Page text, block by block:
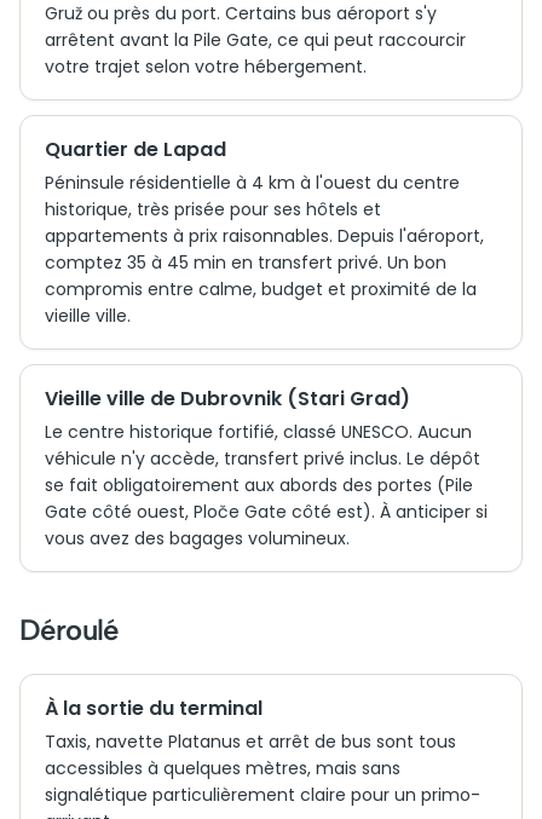
Gruž ou près du port. Certains bus aéroport s'y
arrêtent avant la Pile Gate, ce qui peut raccourcir
votre trajet selon votre hébergement.
Quartier de Lapad
Péninsule résidentielle à 4 km à l'ouest du centre
historique, très prisée pour ses hôtels et
appartements à prix raisonnables. Depuis l'aéroport,
comptez 35 à 45 min en transfert privé. Un bon
compromis entre calme, budget et proximité de la
vieille ville.
Vieille ville de Dubrovnik (Stari Grad)
Le centre historique fortifié, classé UNESCO. Aucun
véhicule n'y accède, transfert privé inclus. Le dépôt
se fait obligatoirement aux abords des portes (Pile
Gate côté ouest, Ploče Gate côté est). À anticiper si
vous avez des bagages volumineux.
Déroulé
À la sortie du terminal
Taxis, navette Platanus et arrêt de bus sont tous
accessibles à quelques mètres, mais sans
signalétique particulièrement claire pour un primo-